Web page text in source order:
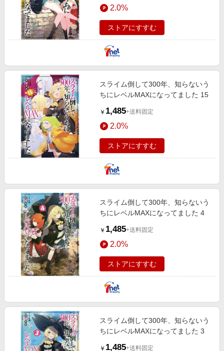
2.0%
ストアにすすむ
スライム倒して300年、知らないう
ちにレベルMAXになってました 15
￥ 1,485+送料固定
2.0%
ストアにすすむ
スライム倒して300年、知らないう
ちにレベルMAXになってました 4
￥ 1,485+送料固定
2.0%
ストアにすすむ
スライム倒して300年、知らないう
ちにレベルMAXになってました 3
￥ 1,485+送料固定